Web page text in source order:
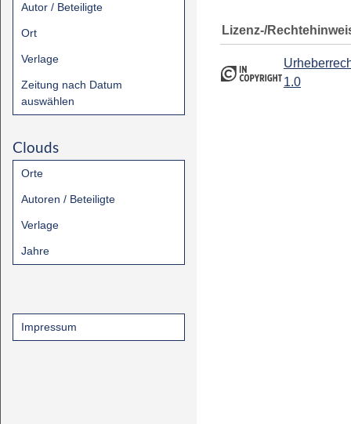
Autor / Beteiligte
Ort
Verlage
Zeitung nach Datum
auswählen
Clouds
Orte
Autoren / Beteiligte
Verlage
Jahre
Impressum
Lizenz-/
1.0